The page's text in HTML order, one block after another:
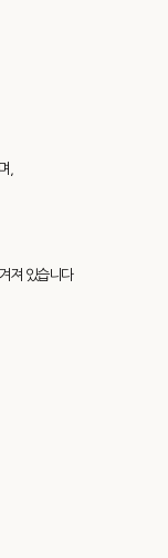
,
져 있습니다